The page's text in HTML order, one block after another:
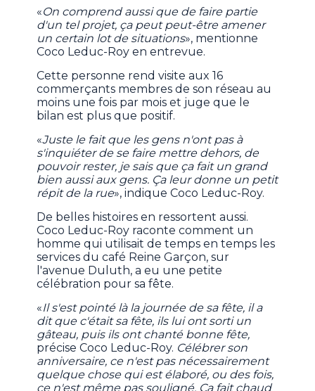
«On comprend aussi que de faire partie
d'un tel projet, ça peut peut-être amener
un certain lot de situations», mentionne
Coco Leduc-Roy en entrevue.
Cette personne rend visite aux 16
commerçants membres de son réseau au
moins une fois par mois et juge que le
bilan est plus que positif.
«Juste le fait que les gens n'ont pas à
s'inquiéter de se faire mettre dehors, de
pouvoir rester, je sais que ça fait un grand
bien aussi aux gens. Ça leur donne un petit
répit de la rue», indique Coco Leduc-Roy.
De belles histoires en ressortent aussi.
Coco Leduc-Roy raconte comment un
homme qui utilisait de temps en temps les
services du café Reine Garçon, sur
l'avenue Duluth, a eu une petite
célébration pour sa fête.
«Il s'est pointé là la journée de sa fête, il a
dit que c'était sa fête, ils lui ont sorti un
gâteau, puis ils ont chanté bonne fête,
précise Coco Leduc-Roy. Célébrer son
anniversaire, ce n'est pas nécessairement
quelque chose qui est élaboré, ou des fois,
ce n'est même pas souligné. Ça fait chaud